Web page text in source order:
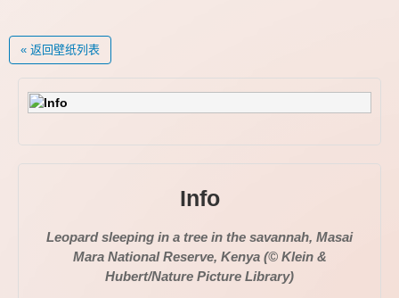
« 返回壁纸列表
Info
Leopard sleeping in a tree in the savannah, Masai
Mara National Reserve, Kenya (© Klein &
Hubert/Nature Picture Library)